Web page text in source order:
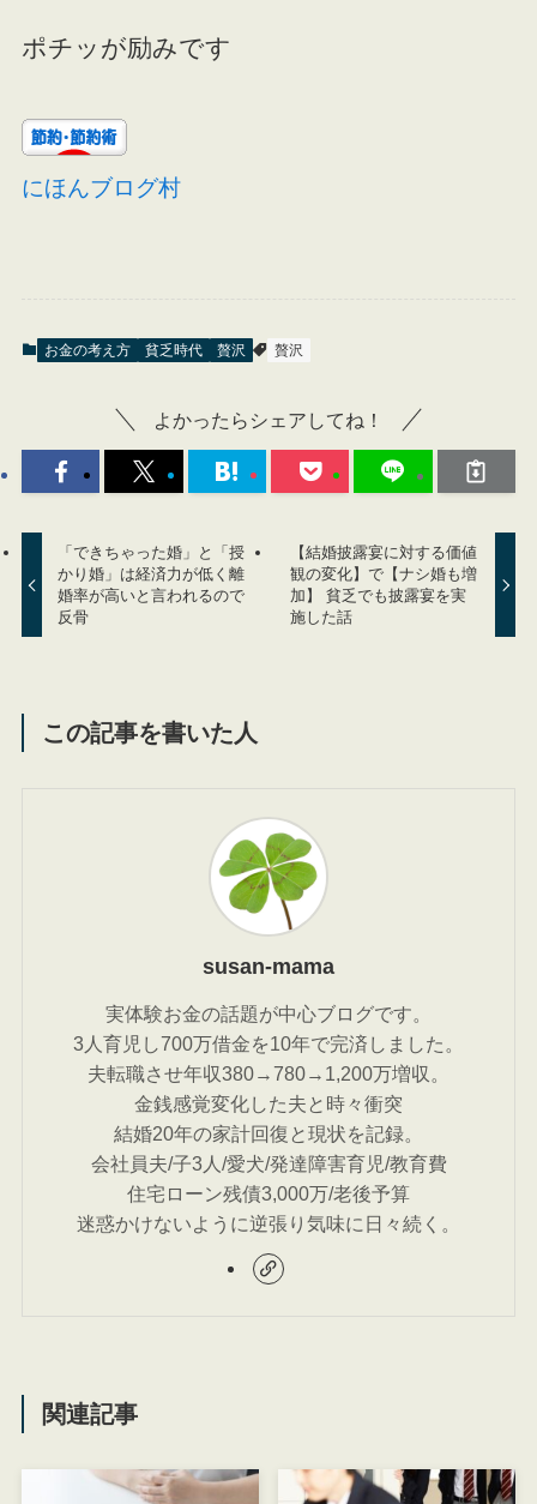
ポチッが励みです
にほんブログ村
お金の考え方 貧乏時代 贅沢 贅沢
よかったらシェアしてね！
「できちゃった婚」と「授
かり婚」は経済力が低く離
婚率が高いと言われるので
反骨
【結婚披露宴に対する価値
観の変化】で【ナシ婚も増
加】 貧乏でも披露宴を実
施した話
この記事を書いた人
susan-mama
実体験お金の話題が中心ブログです。
3人育児し700万借金を10年で完済しました。
夫転職させ年収380→780→1,200万増収。
金銭感覚変化した夫と時々衝突
結婚20年の家計回復と現状を記録。
会社員夫/子3人/愛犬/発達障害育児/教育費
住宅ローン残債3,000万/老後予算
迷惑かけないように逆張り気味に日々続く。
関連記事